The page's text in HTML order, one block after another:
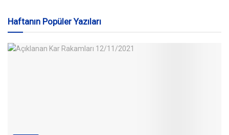
Haftanın Popüler Yazıları